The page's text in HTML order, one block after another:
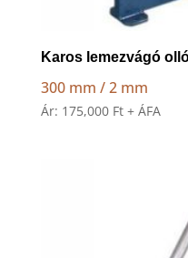
Karos lemezvágó
300 mm / 2 mm
Ár: 175,000 Ft + ÁFA